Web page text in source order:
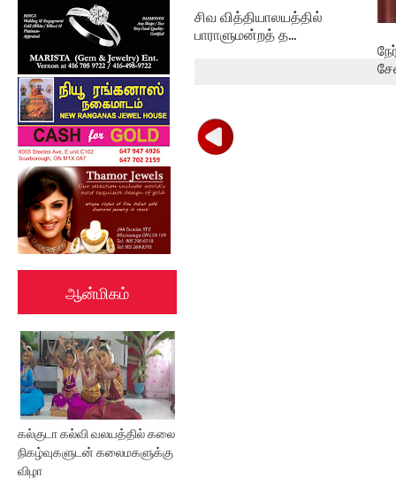
ஆன்மிகம்
கல்குடா கல்வி வலயத்தில் கலை
நிகழ்வுகளுடன் கலைமகளுக்கு
விழா
சிவ வித்தியாலயத்தில்
பாராளுமன்றத் த...